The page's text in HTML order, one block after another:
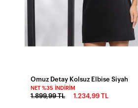
Omuz Detay Kolsuz Elbise Siyah
NET %35 İNDIRIM
1.899,99 TL 1.234,99 TL